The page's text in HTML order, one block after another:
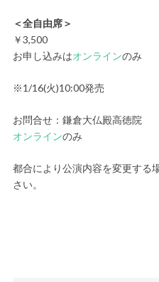
＜全自由席＞
￥3,500
お申し込みはオンラインのみ
※1/16(火)10:00発売
お問合せ：鎌倉⼤仏殿⾼徳院
オンラインのみ
都合により公演内容を変更する
さい。